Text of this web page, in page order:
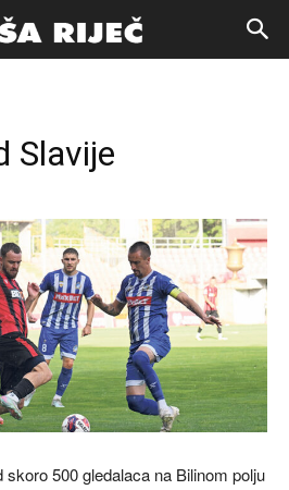
Slavije
500 gledalaca na Bilinom polju